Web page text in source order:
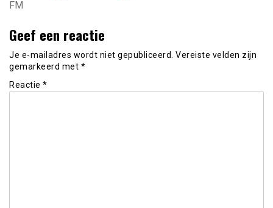
FM
Geef een reactie
Je e-mailadres wordt niet gepubliceerd. Vereiste velden zijn
gemarkeerd met *
Reactie *